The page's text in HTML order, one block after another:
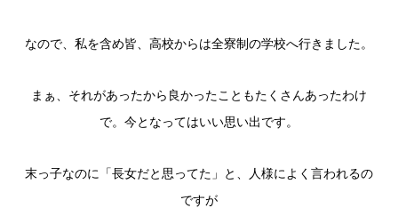
なので、私を含め皆、高校からは全寮制の学校へ行きました。
まぁ、それがあったから良かったこともたくさんあったわけ
で。今となってはいい思い出です。
末っ子なのに「長女だと思ってた」と、人様によく言われるの
ですが